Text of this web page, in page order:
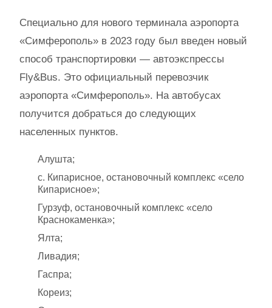
Специально для нового терминала аэропорта
«Симферополь» в 2023 году был введен новый
способ транспортировки — автоэкспрессы
Fly&Bus. Это официальный перевозчик
аэропорта «Симферополь». На автобусах
получится добраться до следующих
населенных пунктов.
Алушта;
с. Кипарисное, остановочный комплекс «село
Кипарисное»;
Гурзуф, остановочный комплекс «село
Краснокаменка»;
Ялта;
Ливадия;
Гаспра;
Кореиз;